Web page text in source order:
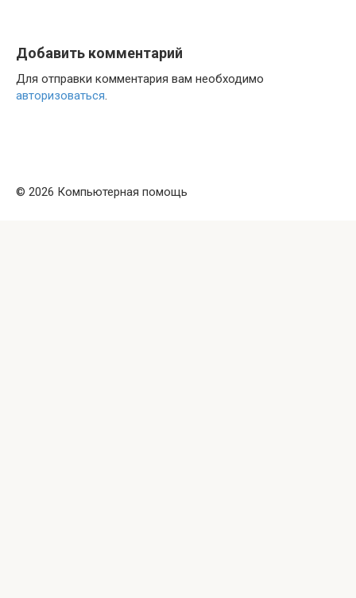
Добавить комментарий
Для отправки комментария вам необходимо
авторизоваться.
© 2026 Компьютерная помощь